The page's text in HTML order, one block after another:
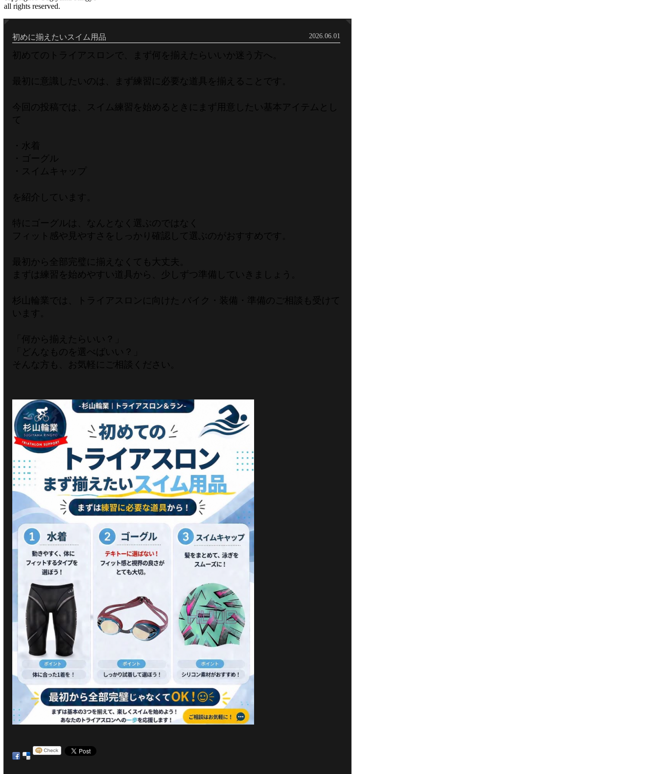
all rights reserved.
初めに揃えたいスイム用品 2026.06.01
初めてのトライアスロンで、まず何を揃えたらいいか迷う方へ。
最初に意識したいのは、まず練習に必要な道具を揃えることです。
今回の投稿では、スイム練習を始めるときにまず用意したい基本アイテムとし
て
・水着
・ゴーグル
・スイムキャップ
を紹介しています。
特にゴーグルは、なんとなく選ぶのではなく
フィット感や見やすさをしっかり確認して選ぶのがおすすめです。
最初から全部完璧に揃えなくても大丈夫。
まずは練習を始めやすい道具から、少しずつ準備していきましょう。
杉山輪業では、トライアスロンに向けた バイク・装備・準備のご相談も受けて
います。
「何から揃えたらいい？」
「どんなものを選べばいい？」
そんな方も、お気軽にご相談ください。